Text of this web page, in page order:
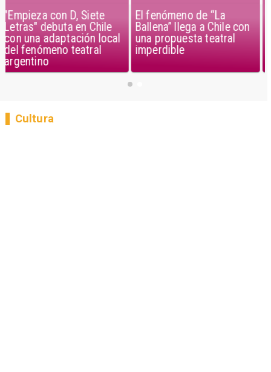
El fenómeno de “La
Ballena” llega a Chile con
una propuesta teatral
imperdible
"Empieza con D, Siete
Letras" debuta en Chile
con una adaptación local
del fenómeno teatral
Cultura